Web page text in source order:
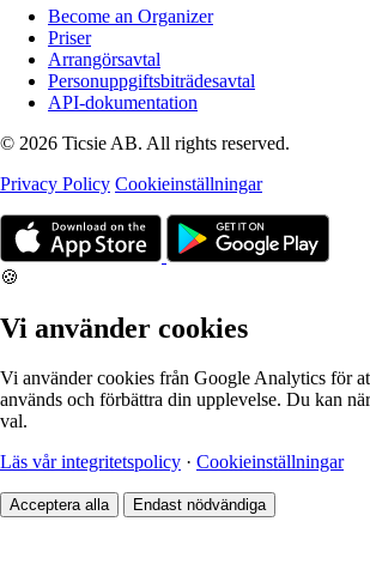
Become an Organizer
Priser
Arrangörsavtal
Personuppgiftsbiträdesavtal
API-dokumentation
© 2026 Ticsie AB. All rights reserved.
Privacy Policy Cookieinställningar
🍪
Vi använder cookies
Vi använder cookies från Google Analytics för
används och förbättra din upplevelse. Du kan
val.
Läs vår integritetspolicy · Cookieinställningar
Acceptera alla Endast nödvändiga